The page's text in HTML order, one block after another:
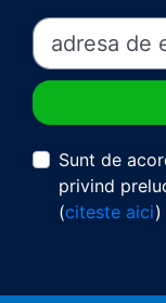
Sunt de
privind
(citeste aici)